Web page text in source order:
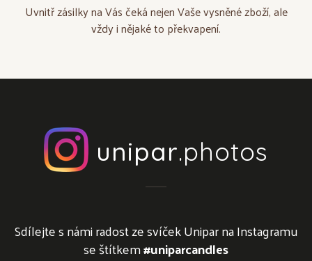
Uvnitř zásilky na Vás čeká nejen Vaše vysněné zboží, ale
vždy i nějaké to překvapení.
unipar.photos
Sdílejte s námi radost ze svíček Unipar na Instagramu
se štítkem#uniparcandles